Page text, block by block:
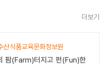
더보기
산식품교육문화정보원
팜(Farm)터지고 펀(Fun)한